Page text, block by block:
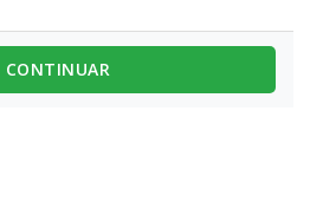
CONTINUAR